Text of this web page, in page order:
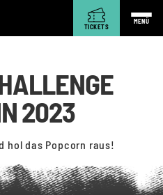
TICKETS
MENÜ
2023
hol das Popcorn raus!